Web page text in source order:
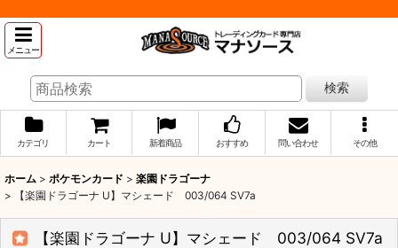
メニュー
検索
カテゴリ カート 新着商品 おすすめ 問い合わせ その他
ホーム > ポケモンカード > 楽園ドラゴーナ
>
【楽園ドラゴーナ U】マシェード 003/064 SV7a
【楽園ドラゴーナ U】マシェード 003/064 SV7a